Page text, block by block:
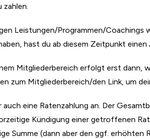
zahlen.
Leistungen/Programmen/Coachings
hast du ab diesem Zeitpunkt
Mitgliederbereich erfolgt erst dann,
zum Mitgliederbereich/den Link, um
eine Ratenzahlung an. Der
Kündigung einer getroffenen
Summe (dann aber den ggf.